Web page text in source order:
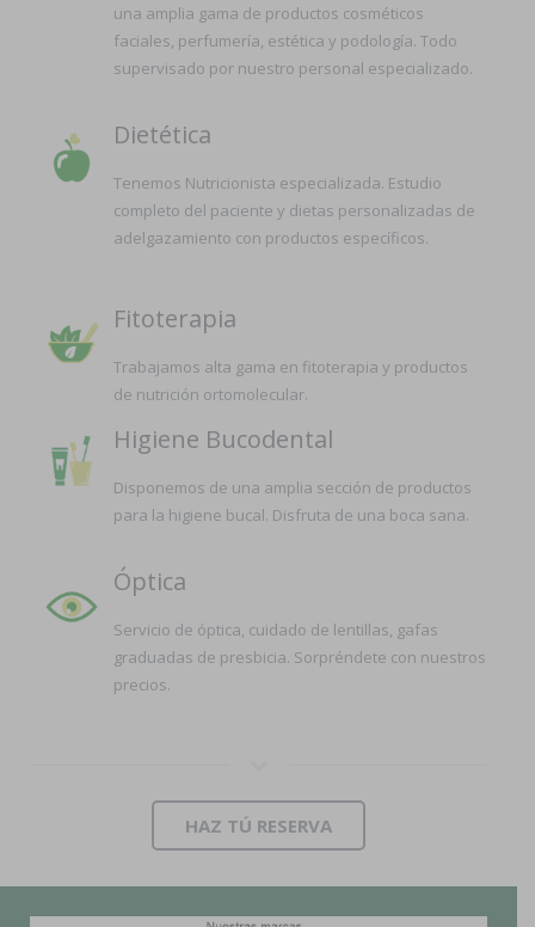
una amplia gama de productos cosméticos
faciales, perfumería, estética y podología. Todo
supervisado por nuestro personal especializado.
Dietética
Tenemos Nutricionista especializada. Estudio
completo del paciente y dietas personalizadas de
adelgazamiento con productos específicos.
Fitoterapia
Trabajamos alta gama en fitoterapia y productos
de nutrición ortomolecular.
Higiene Bucodental
Disponemos de una amplia sección de productos
para la higiene bucal. Disfruta de una boca sana.
Óptica
Servicio de óptica, cuidado de lentillas, gafas
graduadas de presbicia. Sorpréndete con nuestros
precios.
HAZ TÚ RESERVA